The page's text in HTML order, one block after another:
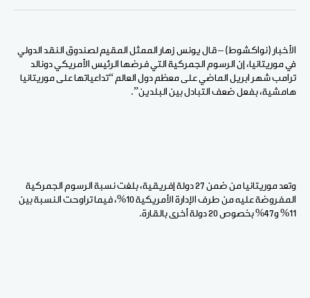
الفيسبوكPinterest
لينكد WhatsApp
الإيميل
الأخبار (نواكشوط) – قال يونس زهار الممثل المقيم لصندوق النقد الدولي
في موريتانيا، إن الرسوم الجمركية التي فرضها الرئيس الأمريكي دونالد
ترامب شهر ابريل الماضي على معظم دول العالم “تداعياتها على موريتانيا
هامشية، بفعل ضعف التبادل بين البلدين”.
وتعد موريتانيا من ضمن 27 دولة إفريقية، بلغت نسبة الرسوم الجمركية
المفروضة عليه من طرف الإدارة الأمريكية 10%، فيما تراوحت النسبة بين
11% و47% بخصوص 20 دولة أخرى بالقارة.